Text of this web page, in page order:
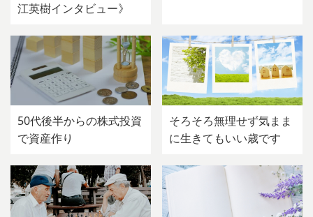
江英樹インタビュー》
50代後半からの株式投資
で資産作り
そろそろ無理せず気まま
に生きてもいい歳です